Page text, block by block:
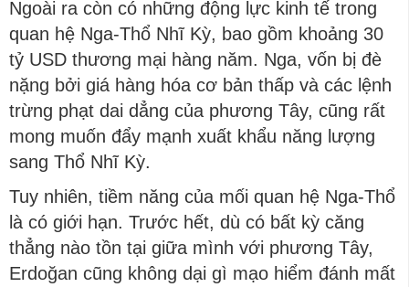
Ngoài ra còn có những động lực kinh tế trong
quan hệ Nga-Thổ Nhĩ Kỳ, bao gồm khoảng 30
tỷ USD thương mại hàng năm. Nga, vốn bị đè
nặng bởi giá hàng hóa cơ bản thấp và các lệnh
trừng phạt dai dẳng của phương Tây, cũng rất
mong muốn đẩy mạnh xuất khẩu năng lượng
sang Thổ Nhĩ Kỳ.
Tuy nhiên, tiềm năng của mối quan hệ Nga-Thổ
là có giới hạn. Trước hết, dù có bất kỳ căng
thẳng nào tồn tại giữa mình với phương Tây,
Erdoğan cũng không dại gì mạo hiểm đánh mất